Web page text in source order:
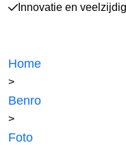
Innovatie en
Home
>
Benro
>
Foto